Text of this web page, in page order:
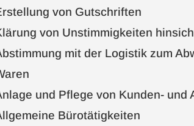
von Gutschriften
von Unstimmigkeiten
mit der Logistik zum
und Pflege von Kunden- und
Bürotätigkeiten